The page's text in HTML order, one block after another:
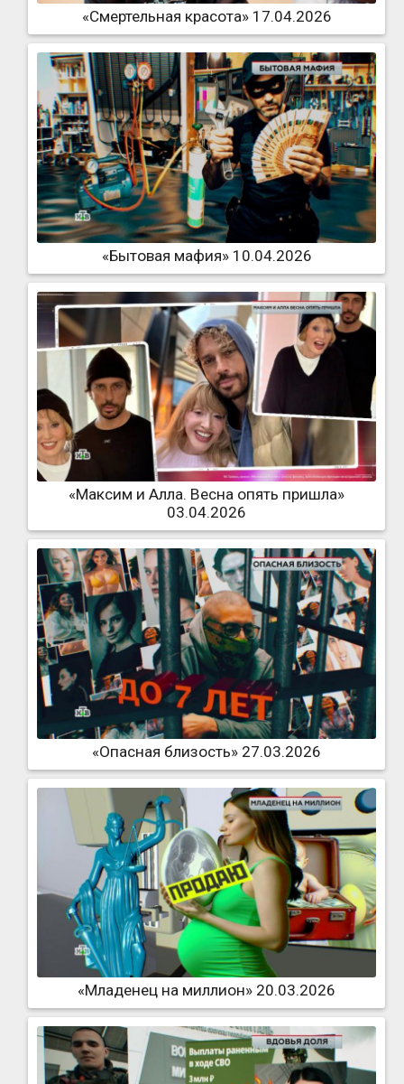
«Смертельная красота» 17.04.2026
«Бытовая мафия» 10.04.2026
«Максим и Алла. Весна опять пришла»
03.04.2026
«Опасная близость» 27.03.2026
«Младенец на миллион» 20.03.2026